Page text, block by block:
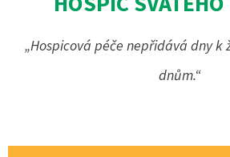
„Hospicová péče nepřidává dny k
dnům.“